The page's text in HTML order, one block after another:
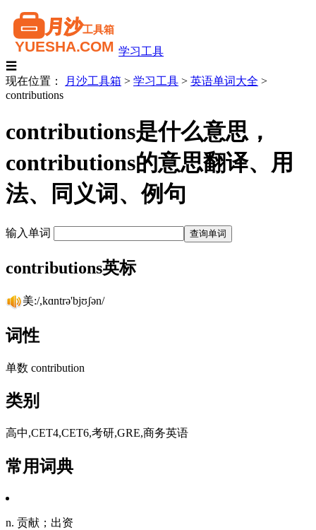
学习工具
☰
现在位置：
月沙工具箱 > 学习工具 > 英语单词大全 >
contributions
contributions是什么意思，
contributions的意思翻译、用
法、同义词、例句
输入单词
contributions英标
美:/,kɑntrə'bjʊʃən/
词性
单数 contribution
类别
高中,CET4,CET6,考研,GRE,商务英语
常用词典
n. 贡献；出资